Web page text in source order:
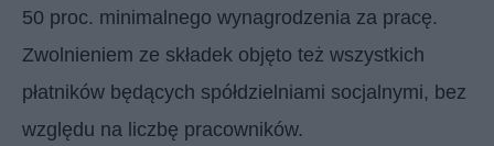
50 proc. minimalnego wynagrodzenia za pracę.
Zwolnieniem ze składek objęto też wszystkich
płatników będących spółdzielniami socjalnymi, bez
względu na liczbę pracowników.